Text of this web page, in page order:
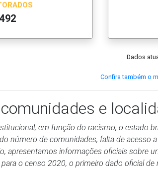
Dados
Confira também o
e
em função do racismo, o estado
número de comunidades, falta de acesso
apresentamos informações oficiais sobre
o censo 2020, o primeiro dado oficial